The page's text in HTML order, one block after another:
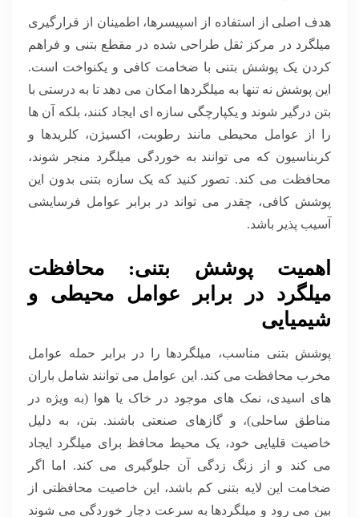
هدف اصلی از استفاده از اسپیسرها، اطمینان از قرارگیری
میلگرد در مرکز ثقل طراحی شده در مقطع بتنی و فراهم
کردن یک پوشش بتنی با ضخامت کافی و یکنواخت است.
این پوشش نه تنها به میلگردها امکان می دهد تا به درستی با
بتن درگیر شوند و یکپارچگی سازه ای ایجاد کنند، بلکه آن ها
را از عوامل محیطی مانند رطوبت، اکسیژن، کلریدها و
کربناسیون که می توانند به خوردگی میلگرد منجر شوند،
محافظت می کند. تصور کنید که یک سازه بتنی بدون این
پوشش کافی، چقدر می تواند در برابر عوامل فرسایشی
آسیب پذیر باشد.
اهمیت پوشش بتنی: محافظت
میلگرد در برابر عوامل محیطی و
شیمیایی
پوشش بتنی مناسب، میلگردها را در برابر حمله عوامل
مخرب محافظت می کند. این عوامل می توانند شامل باران
های اسیدی، نمک های موجود در خاک یا هوا (به ویژه در
مناطق ساحلی)، و گازهای صنعتی باشند. بتن، به دلیل
خاصیت قلیایی خود، یک محیط محافظ برای میلگرد ایجاد
می کند و از زنگ زدگی آن جلوگیری می کند. اما اگر
ضخامت این لایه بتنی کم باشد، این خاصیت محافظتی از
بین می رود و میلگردها به سرعت دچار خوردگی می شوند